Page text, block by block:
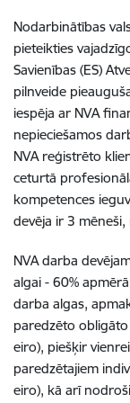
Nodarbinātības
pieteikties
Savienības (ES)
pilnveide
iespēja ar NVA
nepieciešamos
NVA reģistrēto
ceturtā
kompetences
devēja ir 3
NVA darba
algai - 60%
darba algas,
paredzēto
eiro), piešķir
paredzētajiem
eiro), kā arī